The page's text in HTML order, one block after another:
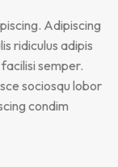
Adipiscing
ridiculus adipis
semper.
sociosqu lobor
condim